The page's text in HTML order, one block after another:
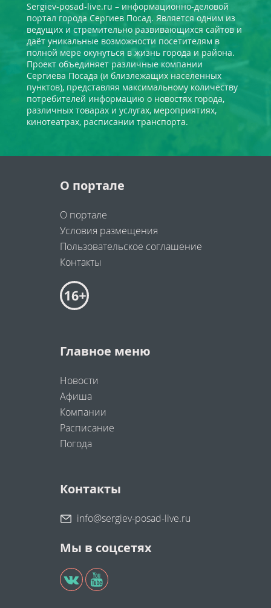
Sergiev-posad-live.ru – информационно-деловой
портал города Сергиев Посад. Является одним из
ведущих и стремительно развивающихся сайтов и
даёт уникальные возможности посетителям в
полной мере окунуться в жизнь города и района.
Проект объединяет различные компании
Сергиева Посада (и близлежащих населенных
пунктов), представляя максимальному количеству
потребителей информацию о новостях города,
различных товарах и услугах, мероприятиях,
кинотеатрах, расписании транспорта.
О портале
О портале
Условия размещения
Пользовательское соглашение
Контакты
Главное меню
Новости
Афиша
Компании
Расписание
Погода
Контакты
info@sergiev-posad-live.ru
Мы в соцсетях